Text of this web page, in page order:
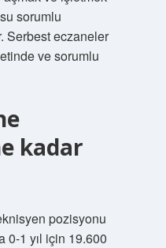
sorumlu
Serbest eczaneler
ve sorumlu
kadar
pozisyonu
0-1 yıl için 19.600